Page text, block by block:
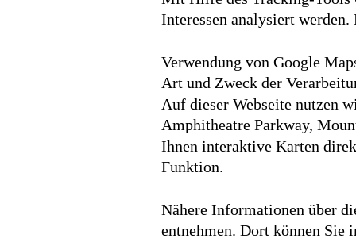
Interessen analysiert
Verwendung von Google
Art und Zweck der
Auf dieser Webseite nutzen
Amphitheatre Parkway,
Ihnen interaktive Karten
Funktion.
Nähere Informationen über
entnehmen. Dort können Sie